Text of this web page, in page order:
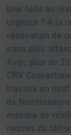
Une fuite au
urgence ? À la
rénovation de
sans plus
Avec plus de
CRV
travaux en
de
mesure de
neuves de